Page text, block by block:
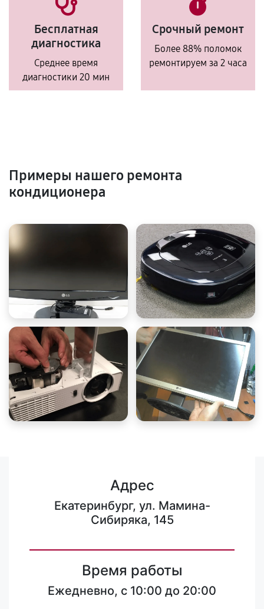
Бесплатная
диагностика
Среднее время
диагностики 20 мин
Срочный ремонт
Более 88% поломок
ремонтируем за 2 часа
Примеры нашего ремонта
кондиционера
Адрес
Екатеринбург, ул. Мамина-
Сибиряка, 145
Время работы
Ежедневно, с 10:00 до 20:00